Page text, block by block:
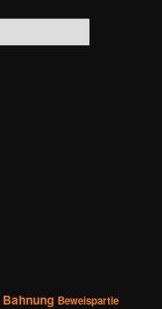
Bahnung Beweispartie